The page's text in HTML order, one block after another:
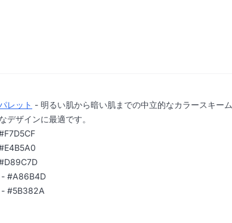
レット - 明るい肌から暗い肌までの中立的なカラースキーム
デザインに最適です。
- #A86B4D
- #5B382A